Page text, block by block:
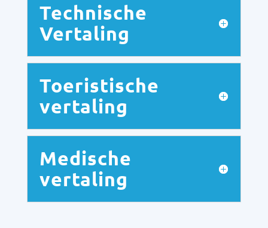
Technische
Vertaling
Toeristische
vertaling
Medische
vertaling